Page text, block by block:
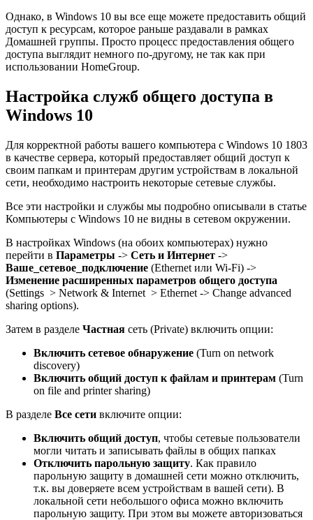
Однако, в Windows 10 вы все еще можете предоставить общий
доступ к ресурсам, которое раньше раздавали в рамках
Домашней группы. Просто процесс предоставления общего
доступа выглядит немного по-другому, не так как при
использовании HomeGroup.
Настройка служб общего доступа в
Windows 10
Для корректной работы вашего компьютера с Windows 10 1803
в качестве сервера, который предоставляет общий доступ к
своим папкам и принтерам другим устройствам в локальной
сети, необходимо настроить некоторые сетевые службы.
Все эти настройки и службы мы подробно описывали в статье
Компьютеры с Windows 10 не видны в сетевом окружении.
В настройках Windows (на обоих компьютерах) нужно
перейти в Параметры -> Сеть и Интернет ->
Ваше_сетевое_подключение (Ethernet или Wi-Fi) ->
Изменение расширенных параметров общего доступа
(Settings > Network & Internet > Ethernet -> Change advanced
sharing options).
Затем в разделе Частная сеть (Private) включить опции:
Включить сетевое обнаружение (Turn on network
discovery)
Включить общий доступ к файлам и принтерам (Turn
on file and printer sharing)
В разделе Все сети включите опции:
Включить общий доступ, чтобы сетевые пользователи
могли читать и записывать файлы в общих папках
Отключить парольную защиту. Как правило
парольную защиту в домашней сети можно отключить,
т.к. вы доверяете всем устройствам в вашей сети). В
локальной сети небольшого офиса можно включить
парольную защиту. При этом вы можете авторизоваться